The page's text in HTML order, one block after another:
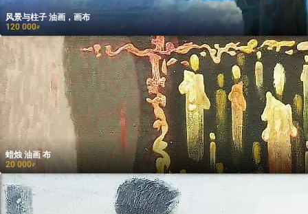
风景与柱子 油画，画布
120 000₽
蜡烛 油画 布
20 000₽